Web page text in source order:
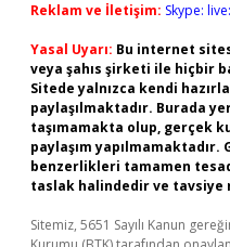
Reklam ve İletişim: Skype:
Yasal Uyarı: Bu internet
veya şahıs şirketi ile hiçbir
Sitede yalnızca kendi
paylaşılmaktadır. Burada
taşımamakta olup, gerçek
paylaşım
benzerlikleri tamamen
taslak halindedir ve tavsiye
Sitemiz, 5651 Sayılı Kanun